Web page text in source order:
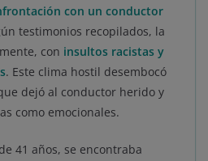
con un conductor
testimonios recopilados, la
con insultos racistas y
. Este clima hostil desembocó
dejó al conductor herido y
como emocionales.
41 años, se encontraba